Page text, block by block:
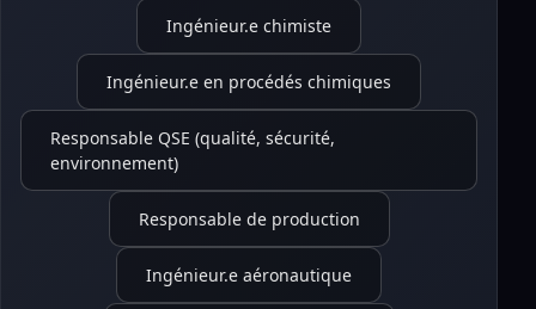
Ingénieur.e chimiste
Ingénieur.e en procédés chimiques
Responsable QSE (qualité, sécurité,
environnement)
Responsable de production
Ingénieur.e aéronautique